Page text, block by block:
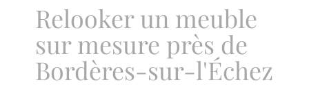
Relooker un meuble
sur mesure près de
Bordères-sur-l'Échez